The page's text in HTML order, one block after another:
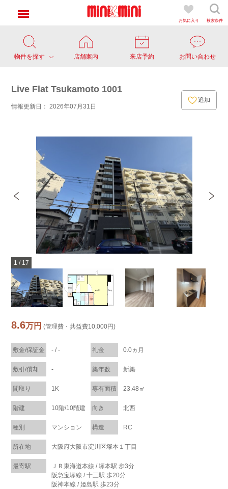
お気に入り 検索条件
物件を探す 店舗案内 来店予約 お問い合わせ
Live Flat Tsukamoto 1001
情報更新日： 2026年07月31日
追加
1 / 17
8.6万円 (管理費・共益費10,000円)
敷金/保証金 - / - 礼金 0.0ヵ月
敷引/償却 - 築年数 新築
間取り 1K 専有面積 23.48㎡
階建 10階/10階建 向き 北西
種別 マンション 構造 RC
所在地 大阪府大阪市淀川区塚本１丁目
最寄駅
ＪＲ東海道本線 / 塚本駅 歩3分
阪急宝塚線 / 十三駅 歩20分
阪神本線 / 姫島駅 歩23分